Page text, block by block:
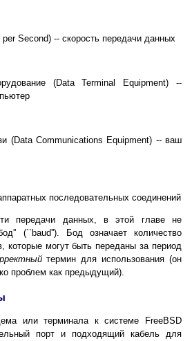
Second) -- скорость передачи данных
(Data Terminal Equipment) --
(Data Communications Equipment) -- ваш
последовательных соединений
передачи данных, в этой главе не
(``baud''). Бод означает количество
которые могут быть переданы за период
термин для использования (он
проблем как предыдущий).
или терминала к системе FreeBSD
порт и подходящий кабель для